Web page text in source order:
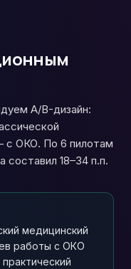
A/B-дизайн:
с ОКО. По 6 пилотам
составил 18–34 п.п.
медицинский
работы с ОКО